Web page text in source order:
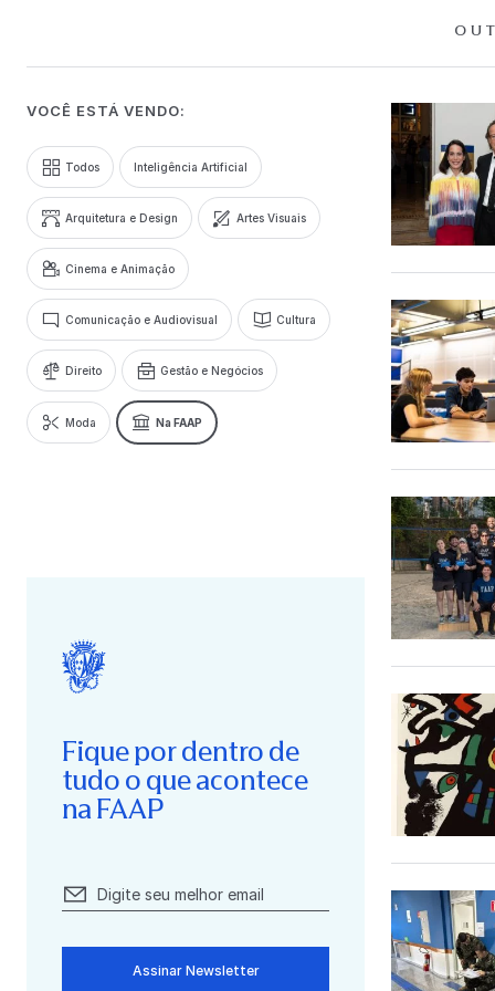
VOCÊ ESTÁ VENDO:
Todos Inteligência Artificial
Arquitetura e Design Artes Visuais
Cinema e Animação
Comunicação e Audiovisual Cultura
Direito Gestão e Negócios
Moda Na FAAP
Fique por dentro de
tudo o que acontece
na FAAP
Assinar Newsletter